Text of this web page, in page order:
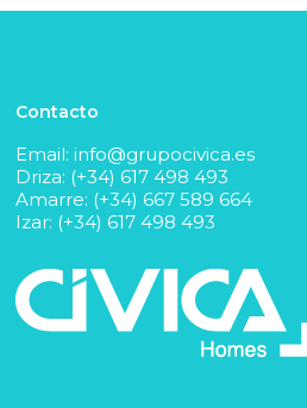
Contacto
Email: info@grupocivica.es
Driza: (+34) 617 498 493
Amarre: (+34) 667 589 664
Izar: (+34) 617 498 493